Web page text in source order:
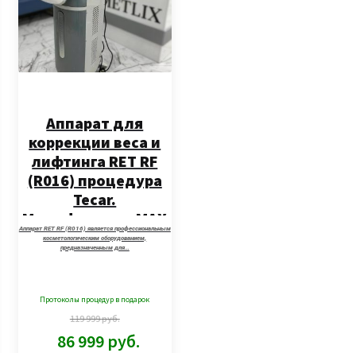
Аппарат для
коррекции веса и
лифтинга RET RF
(R016) процедура
Tecar.
Модификация MAX
PRO
Аппарат RET RF (R016) является профессиональным
косметологическим оборудованием,
предназначенным для…
Протоколы процедур в подарок
119 999руб.
86 999 руб.